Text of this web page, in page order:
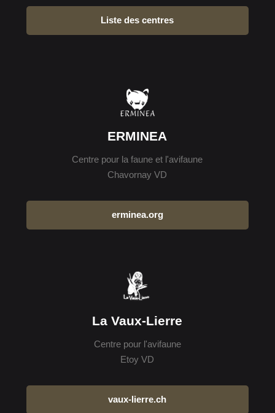
Liste des centres
ERMINEA
Centre pour la faune et l'avifaune
Chavornay VD
erminea.org
La Vaux-Lierre
Centre pour l'avifaune
Etoy VD
vaux-lierre.ch